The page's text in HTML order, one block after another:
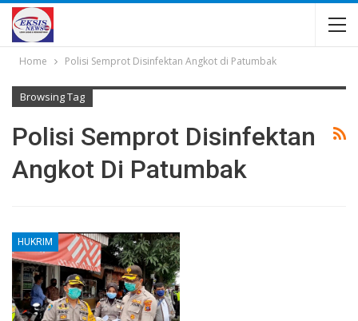
Home Polisi Semprot Disinfektan Angkot di Patumbak
Browsing Tag
Polisi Semprot Disinfektan
Angkot Di Patumbak
HUKRIM